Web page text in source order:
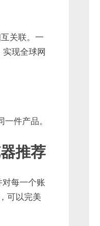
关联。一
现全球网
件产品。
推荐
每一个账
可以完美